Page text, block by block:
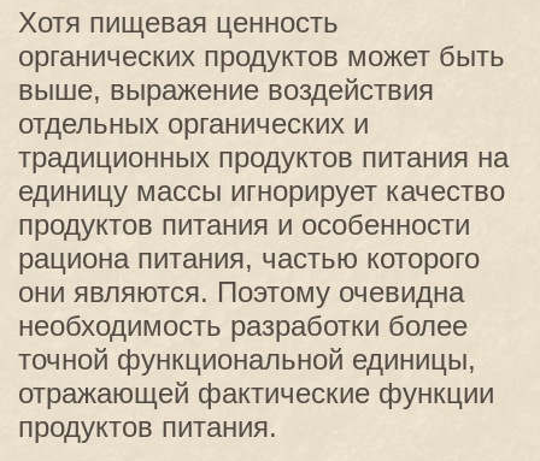
Хотя пищевая ценность
органических продуктов может быть
выше, выражение воздействия
отдельных органических и
традиционных продуктов питания на
единицу массы игнорирует качество
продуктов питания и особенности
рациона питания, частью которого
они являются. Поэтому очевидна
необходимость разработки более
точной функциональной единицы,
отражающей фактические функции
продуктов питания.